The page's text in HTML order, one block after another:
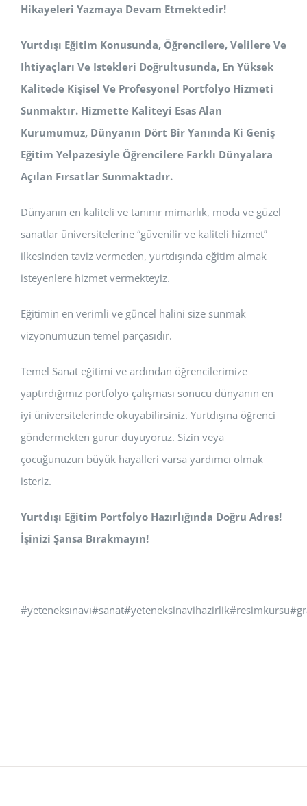
Hikayeleri Yazmaya Devam Etmektedir!
Yurtdışı Eğitim Konusunda, Öğrencilere, Velilere Ve
Ihtiyaçları Ve Istekleri Doğrultusunda, En Yüksek
Kalitede Kişisel Ve Profesyonel Portfolyo Hizmeti
Sunmaktır. Hizmette Kaliteyi Esas Alan
Kurumumuz, Dünyanın Dört Bir Yanında Ki Geniş
Eğitim Yelpazesiyle Öğrencilere Farklı Dünyalara
Açılan Fırsatlar Sunmaktadır.
Dünyanın en kaliteli ve tanınır mimarlık, moda ve güzel
sanatlar üniversitelerine “güvenilir ve kaliteli hizmet”
ilkesinden taviz vermeden, yurtdışında eğitim almak
isteyenlere hizmet vermekteyiz.
Eğitimin en verimli ve güncel halini size sunmak
vizyonumuzun temel parçasıdır.
Temel Sanat eğitimi ve ardından öğrencilerimize
yaptırdığımız portfolyo çalışması sonucu dünyanın en
iyi üniversitelerinde okuyabilirsiniz. Yurtdışına öğrenci
göndermekten gurur duyuyoruz. Sizin veya
çocuğunuzun büyük hayalleri varsa yardımcı olmak
isteriz.
Yurtdışı Eğitim Portfolyo Hazırlığında Doğru Adres!
İşinizi Şansa Bırakmayın!